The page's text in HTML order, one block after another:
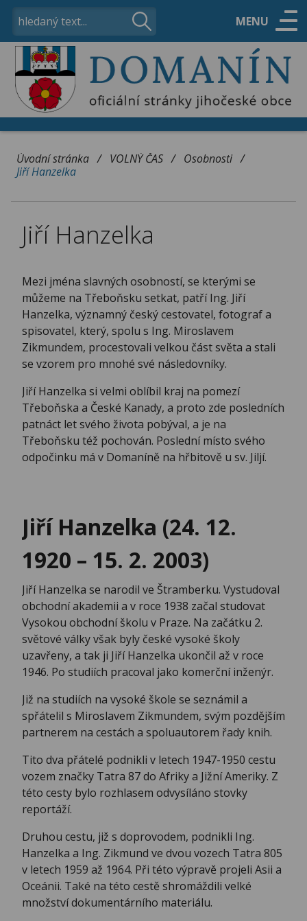
MENU
ÚŘAD
OBEC
Úvodní stránka / VOLNÝ ČAS / Osobnosti /
Jiří Hanzelka
Jiří Hanzelka
Mezi jména slavných osobností, se kterými se
můžeme na Třeboňsku setkat, patří Ing. Jiří
Hanzelka, významný český cestovatel, fotograf a
spisovatel, který, spolu s Ing. Miroslavem
Zikmundem, procestovali velkou část světa a stali
se vzorem pro mnohé své následovníky.
Jiří Hanzelka si velmi oblíbil kraj na pomezí
Třeboňska a České Kanady, a proto zde posledních
patnáct let svého života pobýval, a je na
Třeboňsku též pochován. Poslední místo svého
odpočinku má v Domaníně na hřbitově u sv. Jiljí.
Jiří Hanzelka (24. 12.
1920 – 15. 2. 2003)
Jiří Hanzelka se narodil ve Štramberku. Vystudoval
obchodní akademii a v roce 1938 začal studovat
Vysokou obchodní školu v Praze. Na začátku 2.
světové války však byly české vysoké školy
uzavřeny, a tak ji Jiří Hanzelka ukončil až v roce
1946. Po studiích pracoval jako komerční inženýr.
Již na studiích na vysoké škole se seznámil a
spřátelil s Miroslavem Zikmundem, svým pozdějším
partnerem na cestách a spoluautorem řady knih.
Tito dva přátelé podnikli v letech 1947-1950 cestu
vozem značky Tatra 87 do Afriky a Jižní Ameriky. Z
této cesty bylo rozhlasem odvysíláno stovky
reportáží.
Druhou cestu, již s doprovodem, podnikli Ing.
Hanzelka a Ing. Zikmund ve dvou vozech Tatra 805
v letech 1959 až 1964. Při této výpravě projeli Asii a
Oceánii. Také na této cestě shromáždili velké
množství dokumentárního materiálu.